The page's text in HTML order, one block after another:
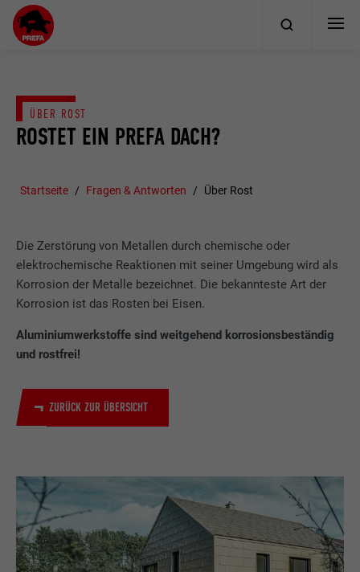
ROSTET EIN PREFA DACH?
ÜBER ROST
Startseite Fragen & Antworten Über Rost
Die Zerstörung von Metallen durch chemische oder
elektrochemische Reaktionen mit seiner Umgebung wird als
Korrosion der Metalle bezeichnet. Die bekannteste Art der
Korrosion ist das Rosten bei Eisen.
Aluminiumwerkstoffe sind weitgehend korrosionsbeständig
und rostfrei!
ZURÜCK ZUR ÜBERSICHT